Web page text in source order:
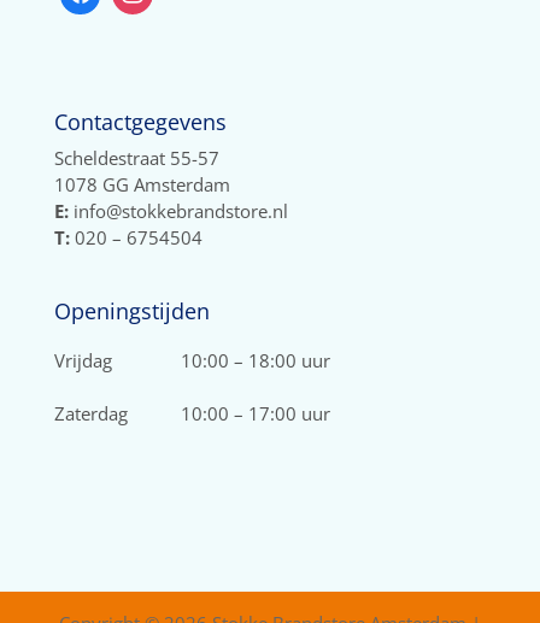
Contactgegevens
Scheldestraat 55-57
1078 GG Amsterdam
E:info@stokkebrandstore.nl
T:020 – 6754504
Openingstijden
Vrijdag 10:00 – 18:00 uur
Zaterdag 10:00 – 17:00 uur